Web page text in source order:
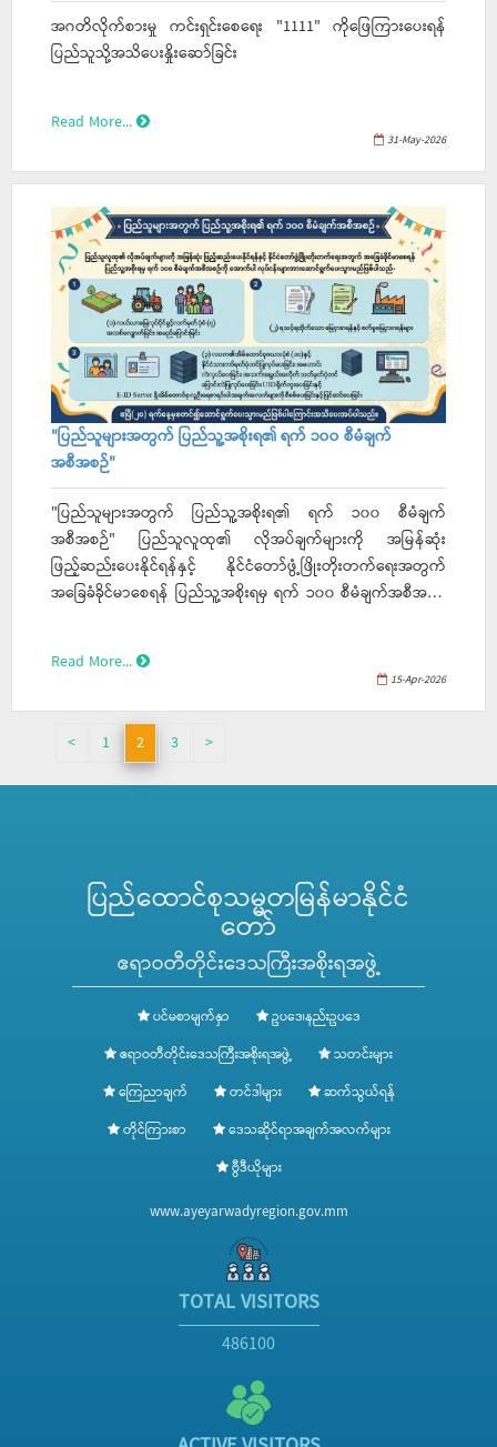
အဂတိလိုက်စားမှု ကင်းရှင်းစေရေး "1111" ကိုဖြေကြားပေးရန်
ပြည်သူသို့အသိပေးနှိုးဆော်ခြင်း
Read More...
31-May-2026
"ပြည်သူများအတွက် ပြည်သူ့အစိုးရ၏ ရက် ၁၀၀ စီမံချက်
အစီအစဉ်"
"ပြည်သူများအတွက် ပြည်သူ့အစိုးရ၏ ရက် ၁၀၀ စီမံချက်
အစီအစဉ်" ပြည်သူလူထု၏ လိုအပ်ချက်များကို အမြန်ဆုံး
ဖြည့်ဆည်းပေးနိုင်ရန်နှင့် နိုင်ငံတော်ဖွံ့ဖြိုးတိုးတက်ရေးအတွက်
အခြေခံခိုင်မာစေရန် ပြည်သူ့အစိုးရမှ ရက် ၁၀၀ စီမံချက်အစီအစဉ်
လျှောက်ခြင်း၊ အမည်ပြောင်းခြင်း (၂) ရသင့်ရထိုက်သောမြေဌားဂ
ပုံစံ(၁၀)၊နှင့်နိုင်ငံသားကဒ်မှတ်ပုံတင်အသစ်ပြုလုပ်ခြင်း၊ အဟောင်း
လဲလှယ်ပေးခြင်း၊ အသက်အရွယ်လိုက် သတ်မှတ်မှတ်ပုံတင်
ပြောင်းလဲပြုလုပ်ပေးခြင်း၊ UID ရိုက်ကူးပေးခြင်းနှင့် E - ID Server
Read More...
15-Apr-2026
< 1 2 3 >
ပြည်ထောင်စုသမ္မတမြန်မာနိုင်ငံ
တော်
ဧရာဝတီတိုင်းဒေသကြီးအစိုးရအဖွဲ့
ပင်မစာမျက်နှာ
ဥပဒေ၊နည်းဥပဒေ
ဧရာဝတီတိုင်းဒေသကြီးအစိုးရအဖွဲ့
သတင်းများ
ကြေညာချက်
တင်ဒါများ
ဆက်သွယ်ရန်
တိုင်ကြားစာ
ဒေသဆိုင်ရာအချက်အလက်များ
ဗွီဒီယိုများ
www.ayeyarwadyregion.gov.mm
TOTAL VISITORS
486100